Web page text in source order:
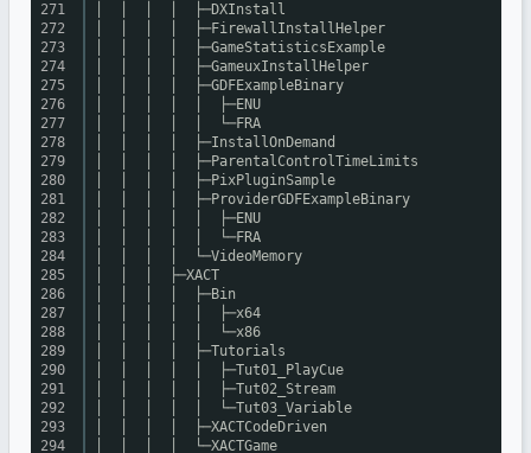
271
272
273
274
275
276
277
278
279
280
281
282
283
284
285
286
287
288
289
290
291
292
293
294
│ │ │ │ ├─DXInstall
│ │ │ │ ├─FirewallInstallHelper
│ │ │ │ ├─GameStatisticsExample
│ │ │ │ ├─GameuxInstallHelper
│ │ │ │ ├─GDFExampleBinary
│ │ │ │ │ ├─ENU
│ │ │ │ │ └─FRA
│ │ │ │ ├─InstallOnDemand
│ │ │ │ ├─ParentalControlTimeLimits
│ │ │ │ ├─PixPluginSample
│ │ │ │ ├─ProviderGDFExampleBinary
│ │ │ │ │ ├─ENU
│ │ │ │ │ └─FRA
│ │ │ │ └─VideoMemory
│ │ │ ├─XACT
│ │ │ │ ├─Bin
│ │ │ │ │ ├─x64
│ │ │ │ │ └─x86
│ │ │ │ ├─Tutorials
│ │ │ │ │ ├─Tut01_PlayCue
│ │ │ │ │ ├─Tut02_Stream
│ │ │ │ │ └─Tut03_Variable
│ │ │ │ ├─XACTCodeDriven
│ │ │ │ └─XACTGame